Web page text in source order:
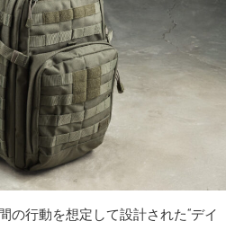
の行動を想定して設計された“デイ